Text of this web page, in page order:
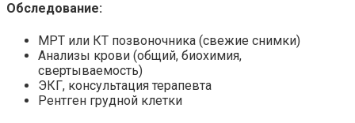
Обследование:
МРТ или КТ позвоночника (свежие снимки)
Анализы крови (общий, биохимия,
свертываемость)
ЭКГ, консультация терапевта
Рентген грудной клетки